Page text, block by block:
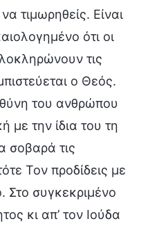
τιμωρηθείς. Είναι
ότι οι
τις
ο Θεός.
του ανθρώπου
με την ίδια του τη
σοβαρά τις
Τον προδίδεις με
Στο συγκεκριμένο
κι απ’ τον Ιούδα